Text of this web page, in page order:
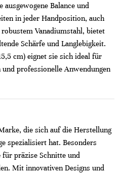
Balance und
in jeder Handposition, auch
Vanadiumstahl, bietet
Schärfe und Langlebigkeit.
cm) eignet sie sich ideal für
professionelle Anwendungen
die sich auf die Herstellung
spezialisiert hat. Besonders
für präzise Schnitte und
Mit innovativen Designs und